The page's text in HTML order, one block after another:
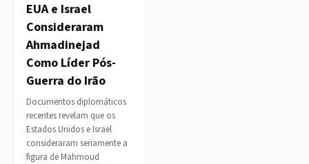
EUA e Israel
Consideraram
Ahmadinejad
Como Líder Pós-
Guerra do Irão
Documentos diplomáticos
recentes revelam que os
Estados Unidos e Israel
consideraram seriamente a
figura de Mahmoud